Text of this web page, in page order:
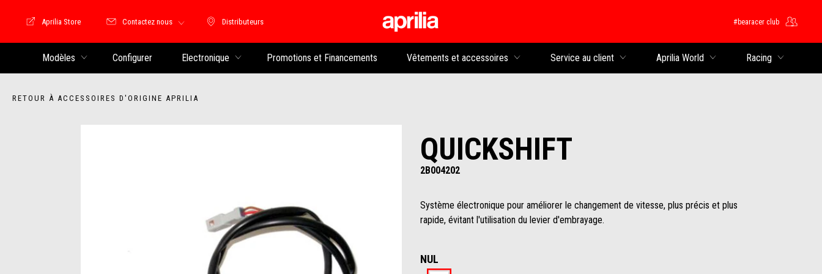
Distributeurs
Distributeurs
Store Motoguzzi
Aprilia Store Contactez nous #bearacer club
Modèles Configurer Electronique Promotions et Financements Vêtements et accessoires Service au client Aprilia World Racing
RETOUR À ACCESSOIRES D'ORIGINE APRILIA
QUICKSHIFT
2B004202
Système électronique pour améliorer le changement de vitesse, plus précis et plus
rapide, évitant l'utilisation du levier d'embrayage.
NUL